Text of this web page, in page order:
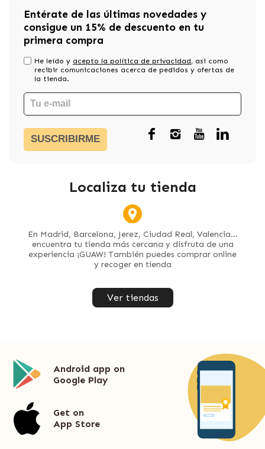
Entérate de las últimas novedades y
consigue un 15% de descuento en tu
primera compra
He leído y acepto la política de privacidad, asi como
recibir comunicaciones acerca de pedidos y ofertas de
la tienda.
SUSCRIBIRME
Localiza tu tienda
En Madrid, Barcelona, Jerez, Ciudad Real, Valencia...
encuentra tu tienda más cercana y disfruta de una
experiencia ¡GUAW! También puedes comprar online
y recoger en tienda
Ver tiendas
Android app on
Google Play
Get on
App Store